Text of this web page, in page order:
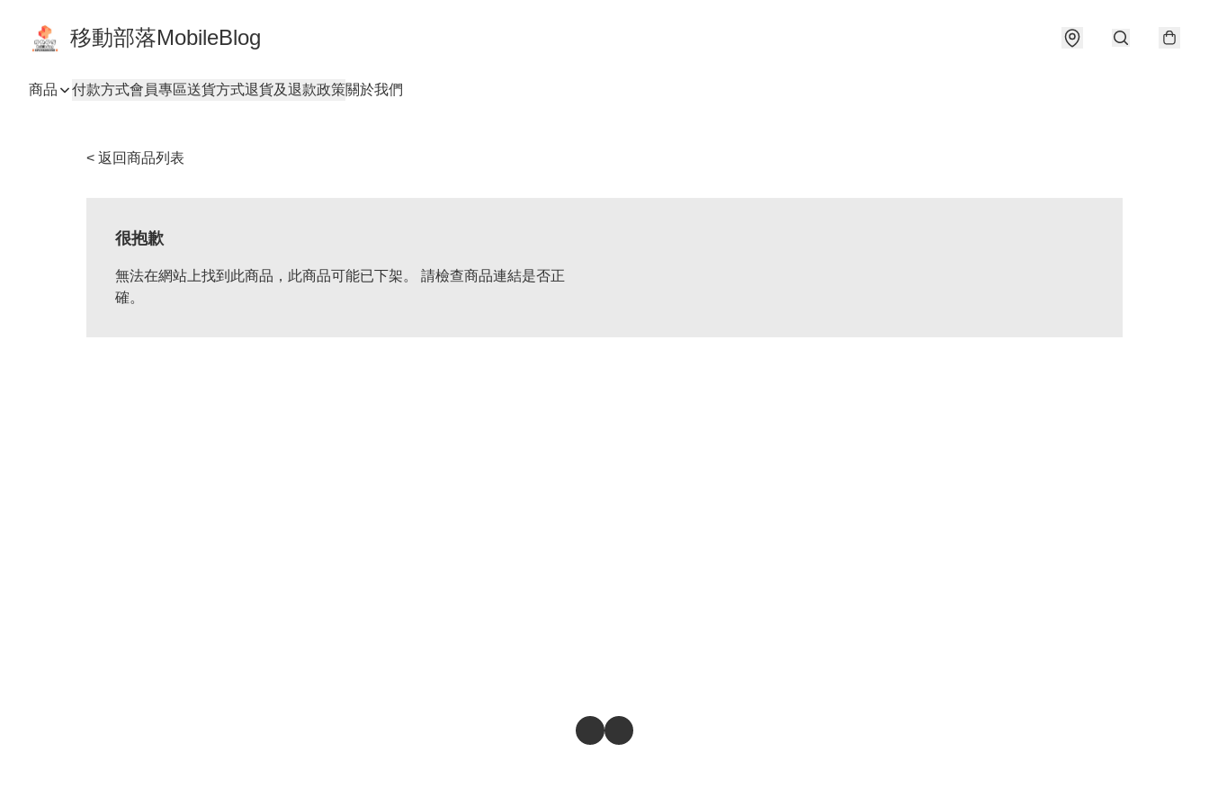
移動部落MobileBlog
商品 付款方式會員專區送貨方式退貨及退款政策關於我們
< 返回商品列表
很抱歉
無法在網站上找到此商品，此商品可能已下架。 請檢查商品連結是否正
確。